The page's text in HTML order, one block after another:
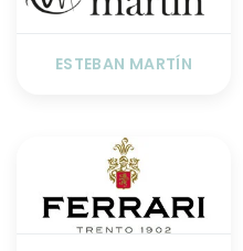
ESTEBAN MARTÍN